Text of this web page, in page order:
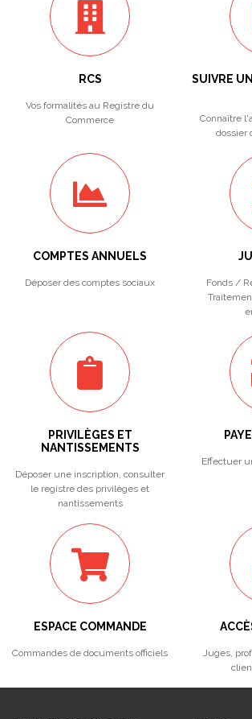
RCS
Vos formalités au Registre du
Commerce
SUIVRE
Connaître
dossier
COMPTES ANNUELS
Déposer des comptes sociaux
Fonds /
PRIVILÈGES ET
NANTISSEMENTS
Déposer une inscription, consulter
le registre des privilèges et
nantissements
Effectuer
ESPACE COMMANDE
Commandes de documents officiels
Juges,